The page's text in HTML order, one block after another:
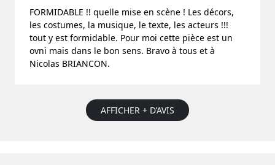
FORMIDABLE !! quelle mise en scène ! Les décors,
les costumes, la musique, le texte, les acteurs !!!
tout y est formidable. Pour moi cette pièce est un
ovni mais dans le bon sens. Bravo à tous et à
Nicolas BRIANCON.
AFFICHER + D’AVIS